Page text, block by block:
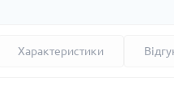
Характеристики